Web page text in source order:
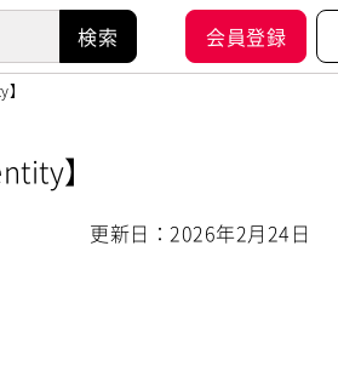
会員登録
】
更新日：2026年2月24日